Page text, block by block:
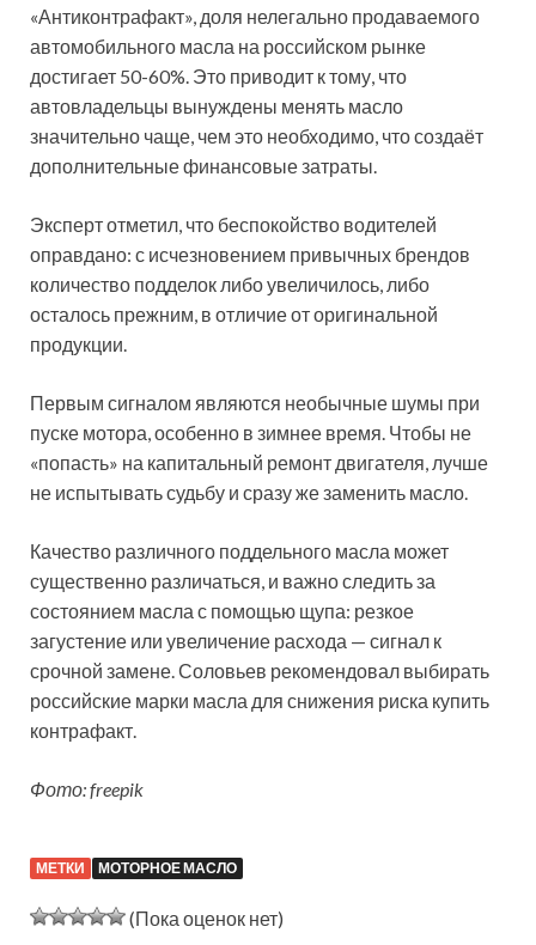
«Антиконтрафакт», доля нелегально продаваемого
автомобильного масла на российском рынке
достигает 50-60%. Это приводит к тому, что
автовладельцы вынуждены менять масло
значительно чаще, чем это необходимо, что создаёт
дополнительные финансовые затраты.
Эксперт отметил, что беспокойство водителей
оправдано: с исчезновением привычных брендов
количество подделок либо увеличилось, либо
осталось прежним, в отличие от оригинальной
продукции.
Первым сигналом являются необычные шумы при
пуске мотора, особенно в зимнее время. Чтобы не
«попасть» на капитальный ремонт двигателя, лучше
не испытывать судьбу и сразу же заменить масло.
Качество различного поддельного масла может
существенно различаться, и важно следить за
состоянием масла с помощью щупа: резкое
загустение или увеличение расхода — сигнал к
срочной замене. Соловьев рекомендовал выбирать
российские марки масла для снижения риска купить
контрафакт.
Фото: freepik
МЕТКИ МОТОРНОЕ МАСЛО
(Пока оценок нет)